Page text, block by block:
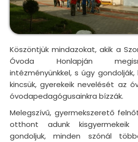
Köszöntjük mindazokat, akik a
Óvoda Honlapján
intézményünkkel, s úgy
kincsük, gyerekeik nevelését az
óvodapedagógusainkra bízzák.
Melegszívű, gyermekszerető
otthont adunk kisgyermekeik
gondoljuk, minden szónál